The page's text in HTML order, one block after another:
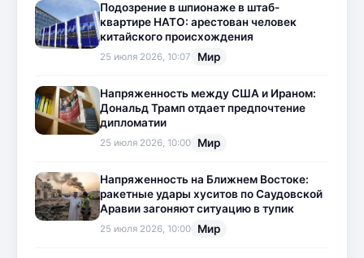
Подозрение в шпионаже в штаб-
квартире НАТО: арестован человек
китайского происхождения
25 июля 2026, 10:07 Мир
Напряженность между США и Ираном:
Дональд Трамп отдает предпочтение
дипломатии
25 июля 2026, 10:00 Мир
Напряженность на Ближнем Востоке:
ракетные удары хуситов по Саудовской
Аравии загоняют ситуацию в тупик
25 июля 2026, 10:00 Мир